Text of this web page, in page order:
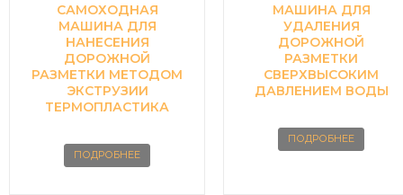
САМОХОДНАЯ
МАШИНА ДЛЯ
НАНЕСЕНИЯ
ДОРОЖНОЙ
РАЗМЕТКИ МЕТОДОМ
ЭКСТРУЗИИ
ТЕРМОПЛАСТИКА
ПОДРОБНЕЕ
МАШИНА ДЛЯ
УДАЛЕНИЯ
ДОРОЖНОЙ
РАЗМЕТКИ
СВЕРХВЫСОКИМ
ДАВЛЕНИЕМ ВОДЫ
ПОДРОБНЕЕ